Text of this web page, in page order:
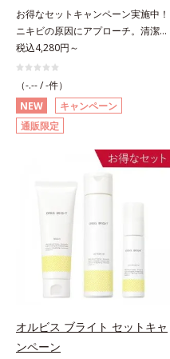
します。 * 糖化する前の古くなった
角層をふき取り、やわらかい肌を保
つこと。
お得なセットキャンペーン実施中！
ニキビの原因にアプローチ。清潔な
垢抜け肌(*1)へ。「ニキビをくり返
してしまう」「毛穴目立ち(*2)が気
になる」「マスク生活であごや口ま
わりのニキビが気になる」というお
悩みに。くり返しニキビの根本原因
「肌のバリア機能の低下」と、肌悩
み「毛穴の目立ち」の両方にWでア
プローチする、薬用ニキビ対策スキ
物由来成分とコラーゲンが肌をいた
わりながらうるおいを与え、バリア
機能を維持。ニキビができにくい肌
を目指します。さらにビタミンC誘
導体(*3)と5種の整肌成分(*4)から成
る「ナノVCショットカプセル(*5)」
を配合。カプセルが浸透(*6)してか
て、高い浸透力(*6)と安定性を実
現。毛穴の目立ちをしっかりケア
税込4,280円～
（-.-- / -件）
NEW
キャンペーン
通販限定
オルビス ブライト セットキャ
ンペーン